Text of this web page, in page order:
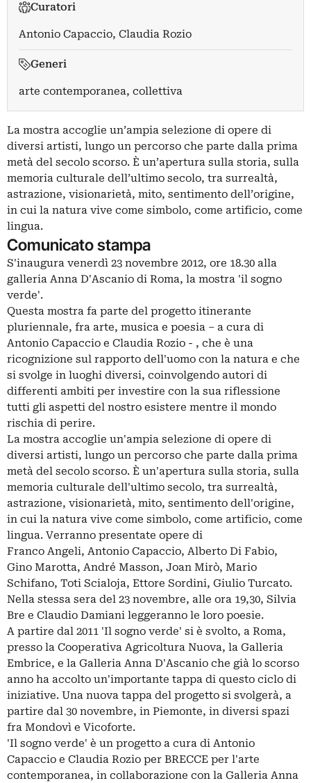
Curatori
Antonio Capaccio, Claudia Rozio
Generi
arte contemporanea, collettiva
La mostra accoglie un’ampia selezione di opere di
diversi artisti, lungo un percorso che parte dalla prima
metà del secolo scorso. È un’apertura sulla storia, sulla
memoria culturale dell’ultimo secolo, tra surrealtà,
astrazione, visionarietà, mito, sentimento dell’origine,
in cui la natura vive come simbolo, come artificio, come
lingua.
Comunicato stampa
S'inaugura venerdì 23 novembre 2012, ore 18.30 alla
galleria Anna D'Ascanio di Roma, la mostra 'il sogno
verde'.
Questa mostra fa parte del progetto itinerante
pluriennale, fra arte, musica e poesia – a cura di
Antonio Capaccio e Claudia Rozio - , che è una
ricognizione sul rapporto dell'uomo con la natura e che
si svolge in luoghi diversi, coinvolgendo autori di
differenti ambiti per investire con la sua riflessione
tutti gli aspetti del nostro esistere mentre il mondo
rischia di perire.
La mostra accoglie un'ampia selezione di opere di
diversi artisti, lungo un percorso che parte dalla prima
metà del secolo scorso. È un'apertura sulla storia, sulla
memoria culturale dell'ultimo secolo, tra surrealtà,
astrazione, visionarietà, mito, sentimento dell'origine,
in cui la natura vive come simbolo, come artificio, come
lingua. Verranno presentate opere di
Franco Angeli, Antonio Capaccio, Alberto Di Fabio,
Gino Marotta, André Masson, Joan Mirò, Mario
Schifano, Toti Scialoja, Ettore Sordini, Giulio Turcato.
Nella stessa sera del 23 novembre, alle ora 19,30, Silvia
Bre e Claudio Damiani leggeranno le loro poesie.
A partire dal 2011 'Il sogno verde' si è svolto, a Roma,
presso la Cooperativa Agricoltura Nuova, la Galleria
Embrice, e la Galleria Anna D'Ascanio che già lo scorso
anno ha accolto un'importante tappa di questo ciclo di
iniziative. Una nuova tappa del progetto si svolgerà, a
partire dal 30 novembre, in Piemonte, in diversi spazi
fra Mondovì e Vicoforte.
'Il sogno verde' è un progetto a cura di Antonio
Capaccio e Claudia Rozio per BRECCE per l'arte
contemporanea, in collaborazione con la Galleria Anna